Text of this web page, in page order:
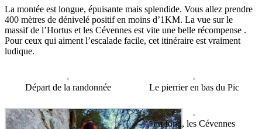
La montée est longue, épuisante mais splendide. Vous allez prendre
400 mètres de dénivelé positif en moins d’1KM. La vue sur le
massif de l’Hortus et les Cévennes est vite une belle récompense .
Pour ceux qui aiment l’escalade facile, cet itinéraire est vraiment
ludique.
Départ de la randonnée Le pierrier en bas du Pic
au fond, les Cévennes